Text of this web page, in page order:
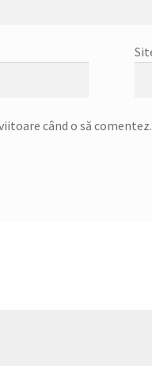
când o să comentez.